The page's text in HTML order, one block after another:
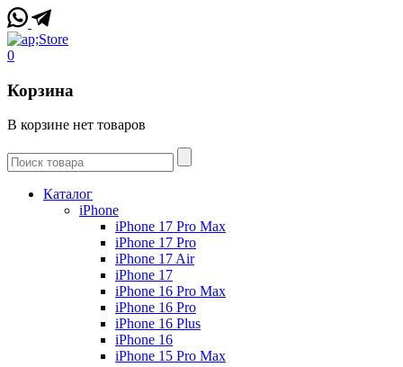
0
Корзина
В корзине нет товаров
Каталог
iPhone
iPhone 17 Pro Max
iPhone 17 Pro
iPhone 17 Air
iPhone 17
iPhone 16 Pro Max
iPhone 16 Pro
iPhone 16 Plus
iPhone 16
iPhone 15 Pro Max